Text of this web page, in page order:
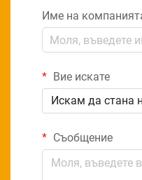
Име на
Вие искате
Искам да стана
Съобщение